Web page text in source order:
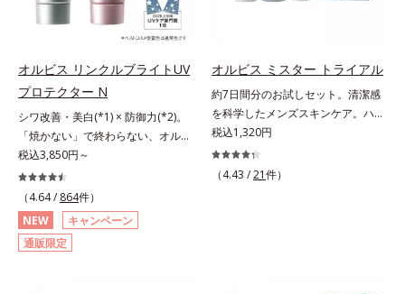
搭載することに成功。毛穴よりはる
かに小さい超微粒子とオイルが肌と
汚れの間に入り込み、小さくばらけ
て肌表面にうるおいベールを形成。
これにより、洗い流した瞬間に汚れ
が肌に再付着することを防止し、細
かい毛穴汚れをごっそりするん！角
栓溶解オイル(*4)が詰まりや黒ずみ
も溶かして、毛穴の目立ちにくいす
べすべ肌に洗い上げます。大人肌の
ためのくすみ(*5)を晴らすアプロー
チによって圧巻の洗浄力と保湿力を
叶え、毛穴目立ち(*6)や乾燥による
くすみをケアし、毎日のメイクが楽
採用。ファンデーションのくずれや
にほわっとべールをかけて、肌キメ
がふっくら整うかのよう(*3)。つっ
ぱらないここちよい密着感で、さま
ざまなタイプのファンデと併用でき
ます。毛穴が気になる箇所への部分
使いもOK。*1 ファンデーションが
くずれて毛穴に落ちること*2 酸化
オルビス リンクルブライトUV
プロテクター N
シワ改善・美白(*1) × 防御力(*2)。
「焼かない」で終わらない、オルビ
ス最高峰(*3)日焼け止め。シワ改
善・美白(*1) × 防御力(*2)「焼かな
い」で終わらないオルビス最高峰
(*3)顔用日焼け止めです。ポーラ化
成の独自研究による、紫外線に反応
して強固な膜を形成する技術「瞬間
税込3,850円～
（4.64 / 864件）
NEW
キャンペーン
通販限定
オルビス ミスター トライアル
約7日間分のお試しセット。清潔感
を科学したメンズスキンケア。ハ
リ・ツヤのある、好印象な清潔透明
肌(*1)へ。オルビス ミスターは、男
性の清潔感、爽やかさ、若々しさの
税込1,320円
（4.43 /21件）